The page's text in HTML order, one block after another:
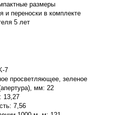
размеры
и переноски в комплекте
5 лет
7
просветляющее, зеленое
мм: 22
13,27
7,56